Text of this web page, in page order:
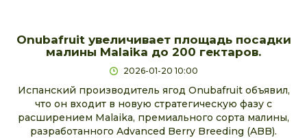
Onubafruit увеличивает площадь посадки
малины Malaika до 200 гектаров.
2026-01-20 10:00
Испанский производитель ягод Onubafruit объявил,
что он входит в новую стратегическую фазу с
расширением Malaika, премиального сорта малины,
разработанного Advanced Berry Breeding (ABB).